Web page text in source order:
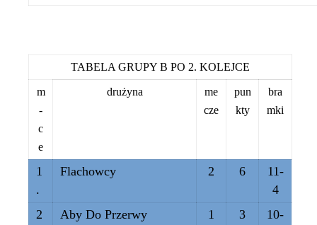
TABELA GRUPY B PO 2. KOLEJCE
m
-
c
e
drużyna
me
cze
pun
kty
bra
mki
1
.
Flachowcy 2 6
11-
4
2
Aby Do Przerwy 1 3
10-